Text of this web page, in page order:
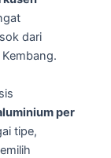
dari
per
tipe,